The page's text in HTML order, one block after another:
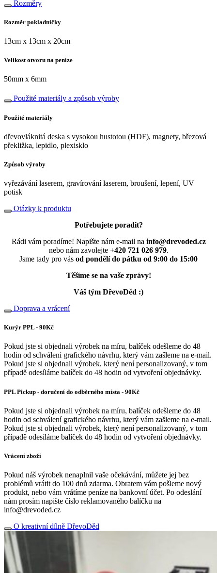
Rozměry
Rozměr pokladničky
13cm x 13cm x 20cm
Velikost otvoru na peníze
50mm x 6mm
Použité materiály a způsob výroby
Použité materiály
dřevovláknitá deska s vysokou hustotou (HDF), magnety, březová
překližka, lepidlo, plexisklo
Způsob výroby
vyřezávání laserem, gravírování laserem, broušení, lepení, UV
potisk
Otázky k produktu
Potřebujete poradit?
Rádi vám poradíme! Napište nám e-mail na info@drevoded.cz
nebo nám zavolejte +420 721 026 979.
Jsme tady pro vás od pondělí do pátku od 9:00 do 15:00
Těšíme se na vaše zprávy!
Váš tým DřevoDěd :)
Doprava a vrácení
Kurýr PPL - 90Kč
Pokud jste si objednali výrobek na míru, balíček odešleme do 48
hodin od schválení grafického návrhu, který vám zašleme na e-mail.
Pokud jste si objednali výrobek, který není personalizovaný, v tom
případě odesíláme balíček do 48 hodin od vytvoření objednávky.
PPL Pickup - doručení do odběrného místa - 90Kč
Pokud jste si objednali výrobek na míru, balíček odešleme do 48
hodin od schválení grafického návrhu, který vám zašleme na e-mail.
Pokud jste si objednali výrobek, který není personalizovaný, v tom
případě odesíláme balíček do 48 hodin od vytvoření objednávky.
Vrácení zboží
Pokud náš výrobek nenaplnil vaše očekávání, můžete jej bez
problémů vrátit do 100 dnů zdarma. Obratem vám pošleme nový
produkt, nebo vám vrátíme peníze na bankovní účet. Po odeslání
nám prosím napište číslo reklamovaného balíčku na
info@drevoded.cz
O kreativní dílně DřevoDěd